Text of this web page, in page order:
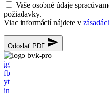
Vaše osobné údaje
požiadavky.
Viac informácií nájdete v
Odoslať PDF
ig
fb
yt
in